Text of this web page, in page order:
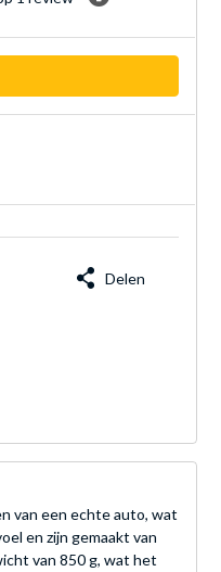
Delen
van een echte auto, wat
en zijn gemaakt van
van 850 g, wat het